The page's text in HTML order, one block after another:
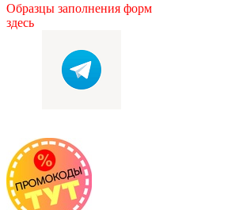
Образцы заполнения форм
здесь